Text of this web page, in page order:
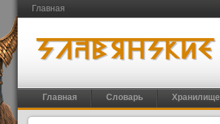
Главная
Главная Словарь Хранилище